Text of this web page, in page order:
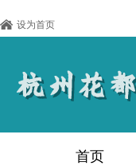
设为首页
首页